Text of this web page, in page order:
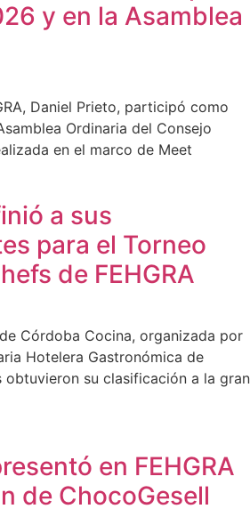
y en la Asamblea
Daniel Prieto, participó como
Ordinaria del Consejo
en el marco de Meet
a sus
para el Torneo
de FEHGRA
Córdoba Cocina, organizada por
Hotelera Gastronómica de
obtuvieron su clasificación a la gran
en FEHGRA
de ChocoGesell